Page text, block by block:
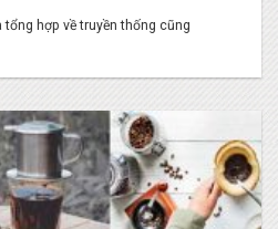
hợp về truyền thống cũng